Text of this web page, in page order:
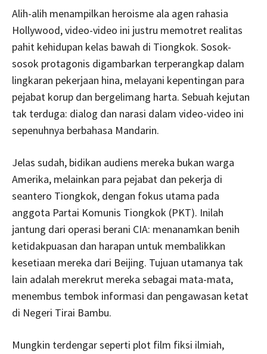
Alih-alih menampilkan heroisme ala agen rahasia
Hollywood, video-video ini justru memotret realitas
pahit kehidupan kelas bawah di Tiongkok. Sosok-
sosok protagonis digambarkan terperangkap dalam
lingkaran pekerjaan hina, melayani kepentingan para
pejabat korup dan bergelimang harta. Sebuah kejutan
tak terduga: dialog dan narasi dalam video-video ini
sepenuhnya berbahasa Mandarin.
Jelas sudah, bidikan audiens mereka bukan warga
Amerika, melainkan para pejabat dan pekerja di
seantero Tiongkok, dengan fokus utama pada
anggota Partai Komunis Tiongkok (PKT). Inilah
jantung dari operasi berani CIA: menanamkan benih
ketidakpuasan dan harapan untuk membalikkan
kesetiaan mereka dari Beijing. Tujuan utamanya tak
lain adalah merekrut mereka sebagai mata-mata,
menembus tembok informasi dan pengawasan ketat
di Negeri Tirai Bambu.
Mungkin terdengar seperti plot film fiksi ilmiah,